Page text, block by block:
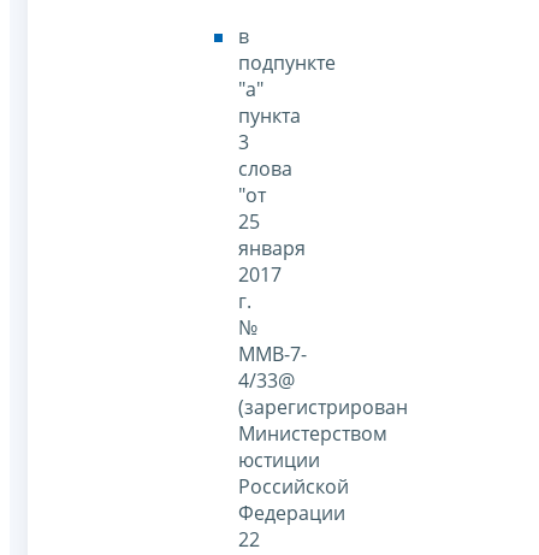
в
подпункте
"а"
пункта
3
слова
"от
25
января
2017
г.
№
ММВ-7-
4/33@
(зарегистрирован
Министерством
юстиции
Российской
Федерации
22